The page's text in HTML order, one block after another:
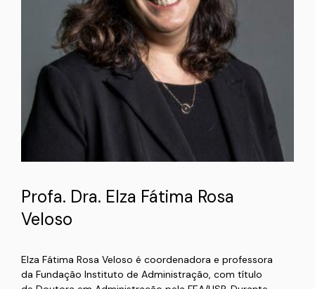
Profa. Dra. Elza Fátima Rosa
Veloso
Elza Fátima Rosa Veloso é coordenadora e professora
da Fundação Instituto de Administração, com título